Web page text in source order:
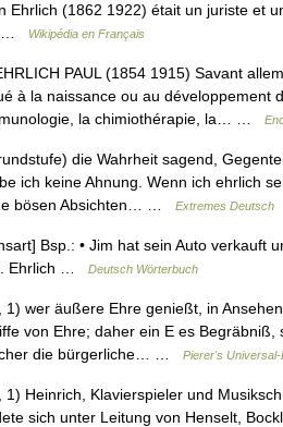
Ehrlich (1862 1922) était un juriste et
…
Wikipédia en Français
PAUL (1854 1915) Savant
à la naissance ou au développement
la chimiothérapie, la… …
die Wahrheit sagend,
ich keine Ahnung. Wenn ich ehrlich
bösen Absichten… …
Extremes Deutsch
Bsp.: • Jim hat sein Auto verkauft
Ehrlich …
Deutsch Wörterbuch
wer äußere Ehre genießt, in
von Ehre; daher ein E es
die bürgerliche… …
Pierer's
Heinrich, Klavierspieler und
sich unter Leitung von Henselt,